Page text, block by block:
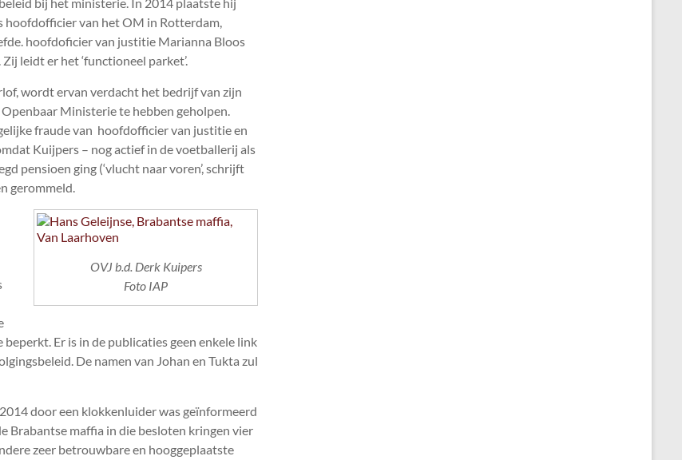
hoofdofficier van het OM in Rotterdam,
hoofdoficier van justitie Marianna Bloos
leidt er het ‘functioneel parket’.
wordt ervan verdacht het bedrijf van zijn
Ministerie te hebben geholpen.
fraude van hoofdofficier van justitie en
Kuijpers – nog actief in de voetballerij als
pensioen ging (‘vlucht naar voren’, schrijft
gerommeld.
OVJ b.d. Derk Kuipers
Foto IAP
Er is in de publicaties geen enkele link
De namen van Johan en Tukta zul
door een klokkenluider was geïnformeerd
Brabantse maffia in die besloten kringen vier
zeer betrouwbare en hooggeplaatste